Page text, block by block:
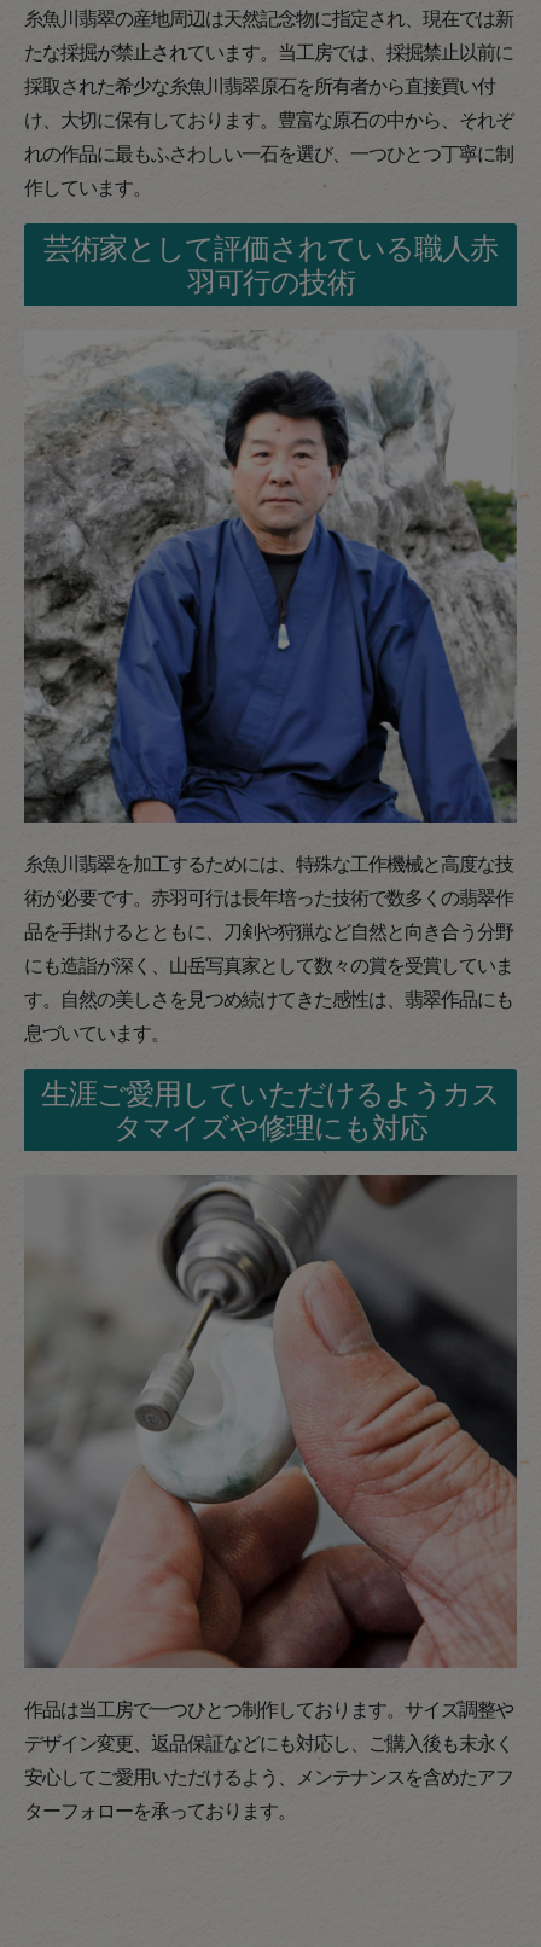
糸魚川翡翠の産地周辺は天然記念物に指定され、現在では新
たな採掘が禁止されています。当工房では、採掘禁止以前に
採取された希少な糸魚川翡翠原石を所有者から直接買い付
け、大切に保有しております。豊富な原石の中から、それぞ
れの作品に最もふさわしい一石を選び、一つひとつ丁寧に制
作しています。
芸術家として評価されている職人赤
羽可行の技術
糸魚川翡翠を加工するためには、特殊な工作機械と高度な技
術が必要です。赤羽可行は長年培った技術で数多くの翡翠作
品を手掛けるとともに、刀剣や狩猟など自然と向き合う分野
にも造詣が深く、山岳写真家として数々の賞を受賞していま
す。自然の美しさを見つめ続けてきた感性は、翡翠作品にも
息づいています。
生涯ご愛用していただけるようカス
タマイズや修理にも対応
作品は当工房で一つひとつ制作しております。サイズ調整や
デザイン変更、返品保証などにも対応し、ご購入後も末永く
安心してご愛用いただけるよう、メンテナンスを含めたアフ
ターフォローを承っております。